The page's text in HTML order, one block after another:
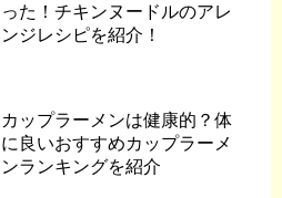
った！チキンヌードルのアレ
ンジレシピを紹介！
カップラーメンは健康的？体
に良いおすすめカップラーメ
ンランキングを紹介